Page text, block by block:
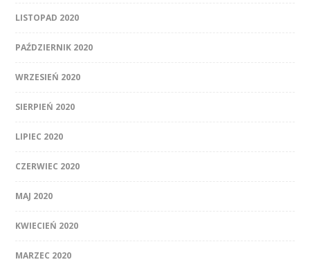
LISTOPAD 2020
PAŹDZIERNIK 2020
WRZESIEŃ 2020
SIERPIEŃ 2020
LIPIEC 2020
CZERWIEC 2020
MAJ 2020
KWIECIEŃ 2020
MARZEC 2020